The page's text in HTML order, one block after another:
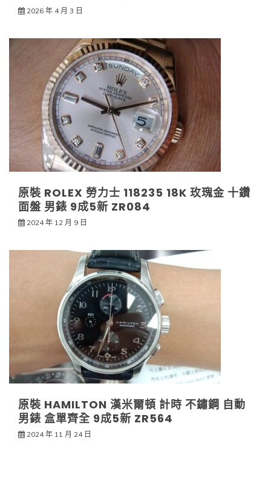
2026 年 4 月 3 日
原裝 ROLEX 勞力士 118235 18K 玫瑰金 十鑽
面盤 男錶 9成5新 ZR084
2024 年 12 月 9 日
原裝 HAMILTON 漢米爾頓 計時 不鏽鋼 自動
男錶 盒單齊全 9成5新 ZR564
2024 年 11 月 24 日